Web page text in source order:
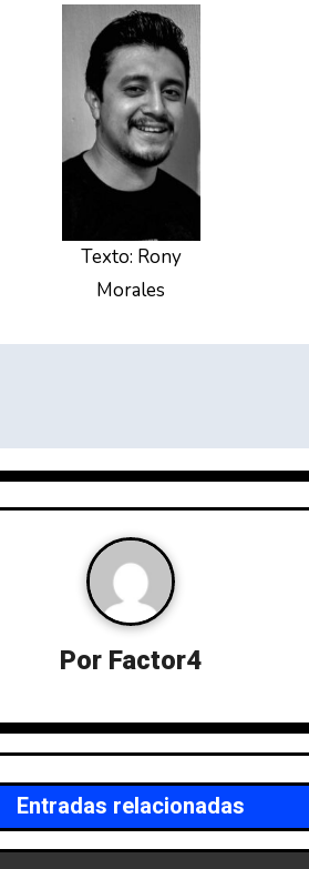
Texto: Rony
Morales
Por Factor4
Entradas relacionadas